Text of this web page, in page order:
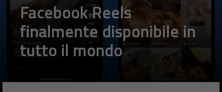
Facebook Reels
finalmente disponibile in
tutto il mondo